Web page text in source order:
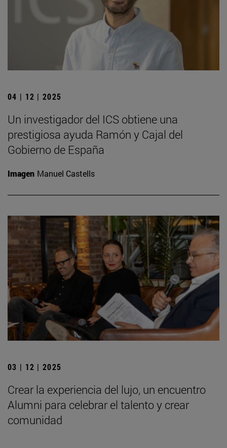
04 | 12 | 2025
Un investigador del ICS obtiene una
prestigiosa ayuda Ramón y Cajal del
Gobierno de España
Imagen Manuel Castells
03 | 12 | 2025
Crear la experiencia del lujo, un encuentro
Alumni para celebrar el talento y crear
comunidad